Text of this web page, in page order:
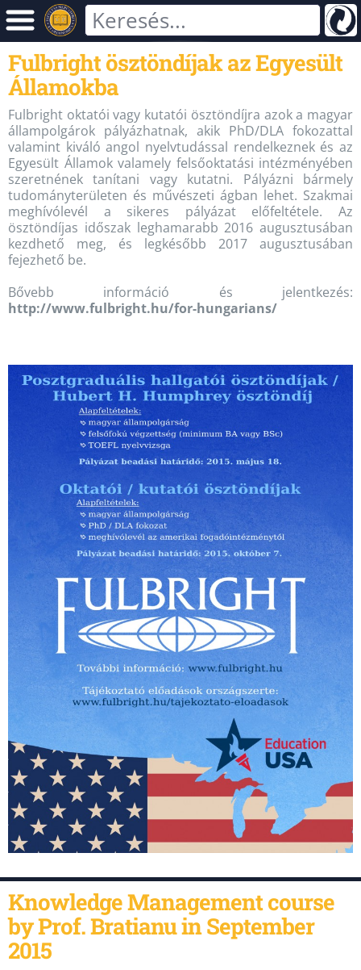
Fulbright ösztöndíjak az Egyesült
Államokba
Fulbright oktatói vagy kutatói ösztöndíjra azok a magyar
állampolgárok pályázhatnak, akik PhD/DLA fokozattal
valamint kiváló angol nyelvtudással rendelkeznek és az
Egyesült Államok valamely felsőoktatási intézményében
szeretnének tanítani vagy kutatni. Pályázni bármely
tudományterületen és művészeti ágban lehet. Szakmai
meghívólevél a sikeres pályázat előfeltétele. Az
ösztöndíjas időszak leghamarabb 2016 augusztusában
kezdhető meg, és legkésőbb 2017 augusztusában
fejezhető be.
Bővebb információ és jelentkezés:
http://www.fulbright.hu/for-hungarians/
Knowledge Management course
by Prof. Bratianu in September
2015